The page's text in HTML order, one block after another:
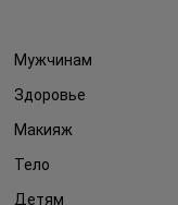
Мужчинам
Здоровье
Макияж
Тело
Детям